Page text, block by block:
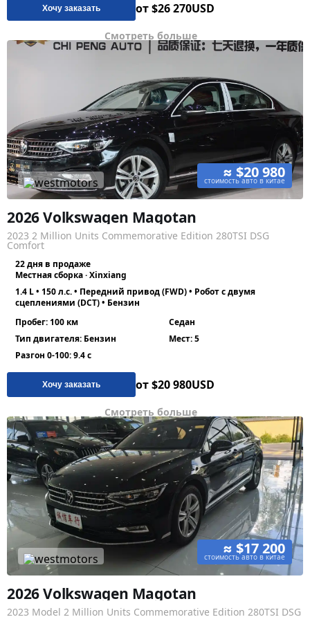
Хочу заказать от $26 270USD
Смотреть больше
≈ $20 980
стоимость авто в китае
2026 Volkswagen Magotan
2023 2 Million Units Commemorative Edition 280TSI DSG
Comfort
22 дня в продаже
Местная сборка · Xinxiang
1.4 L • 150 л.с. • Передний привод (FWD) • Робот с двумя
сцеплениями (DCT) • Бензин
Пробег: 100 км
Седан
Тип двигателя: Бензин
Мест: 5
Разгон 0-100: 9.4 с
Хочу заказать от $20 980USD
Смотреть больше
≈ $17 200
стоимость авто в китае
2026 Volkswagen Magotan
2023 Model 2 Million Units Commemorative Edition 280TSI DSG